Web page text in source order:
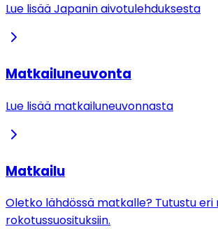
Lue lisää Japanin aivotulehduksesta
Matkailuneuvonta
Lue lisää matkailuneuvonnasta
Matkailu
Oletko lähdössä matkalle? Tutustu
rokotussuosituksiin.